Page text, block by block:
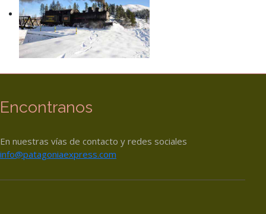
Encontranos
En nuestras vías de contacto y redes sociales
info@patagoniaexpress.com